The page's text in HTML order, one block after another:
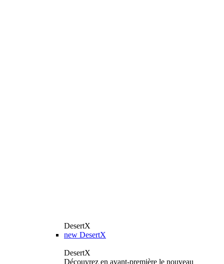
DesertX
new DesertX
DesertX
Découvrez en avant-première le nouveau